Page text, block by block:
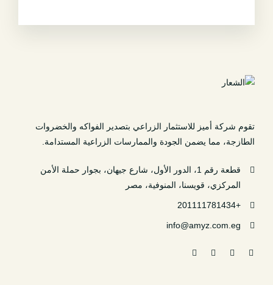
تقوم شركة أميز للاستثمار الزراعي بتصدير الفواكه والخضروات
الطازجة، مما يضمن الجودة والممارسات الزراعية المستدامة.
قطعة رقم 1، الدور الأول، شارع جيهان، بجوار حملة الأمن
المركزي، قويسنا، المنوفية، مصر
+201111781434
info@amyz.com.eg